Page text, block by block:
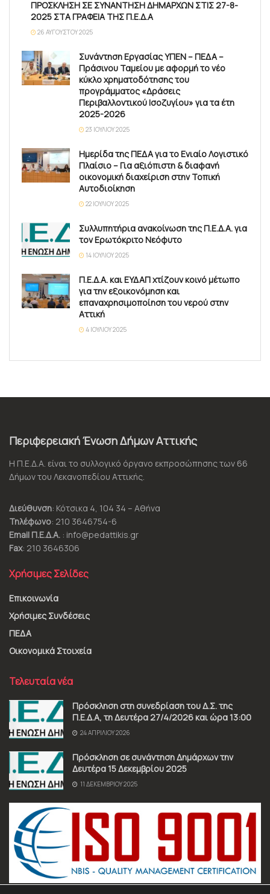
ΠΡΟΣΚΛΗΣΗ ΣΕ ΣΥΝΑΝΤΗΣΗ ΔΗΜΑΡΧΩΝ ΣΤΙΣ 27-8-
2025 ΣΤΑ ΓΡΑΦΕΙΑ ΤΗΣ Π.Ε.Δ.Α
26 ΑΥΓΟΎΣΤΟΥ 2025
Συνάντηση Εργασίας ΥΠΕΝ – ΠΕΔΑ –
Πράσινου Ταμείου με αφορμή το νέο
κύκλο χρηματοδότησης του
προγράμματος «Δράσεις
Περιβαλλοντικού Ισοζυγίου» για τα έτη
2025-2026
23 ΙΟΥΛΊΟΥ 2025
Ημερίδα της ΠΕΔΑ για το Ενιαίο Λογιστικό
Πλαίσιο – Για αξιόπιστη & διαφανή
οικονομική διαχείριση στην Τοπική
Αυτοδιοίκηση
22 ΙΟΥΛΊΟΥ 2025
Συλλυπητήρια ανακοίνωση της Π.Ε.Δ.Α. για
τον Ερωτόκριτο Νεόφυτο
14 ΙΟΥΛΊΟΥ 2025
Π.Ε.Δ.Α. και ΕΥΔΑΠ χτίζουν κοινό μέτωπο
για την εξοικονόμηση και
επαναχρησιμοποίηση του νερού στην
Αττική
4 ΙΟΥΛΊΟΥ 2025
Περιφερειακή Ένωση Δήμων Αττικής
Η Π.Ε.Δ.Α. είναι το συλλογικό όργανο εκπροσώπησης των 66
Δήμων του Λεκανοπεδίου Αττικής.
Διεύθυνση: Κότσικα 4, 104 34 – Αθήνα
Τηλέφωνο: 210 3646754-6
Email Π.Ε.Δ.Α. : info@pedattikis.gr
Fax: 210 3646306
Χρήσιμες Σελίδες
Επικοινωνία
Χρήσιμες Συνδέσεις
ΠΕΔΑ
Οικονομικά Στοιχεία
Τελευταία νέα
Πρόσκληση στη συνεδρίαση του Δ.Σ. της
Π.Ε.Δ.Α, τη Δευτέρα 27/4/2026 και ώρα 13:00
24 ΑΠΡΙΛΊΟΥ 2026
Πρόσκληση σε συνάντηση Δημάρχων την
Δευτέρα 15 Δεκεμβρίου 2025
11 ΔΕΚΕΜΒΡΊΟΥ 2025